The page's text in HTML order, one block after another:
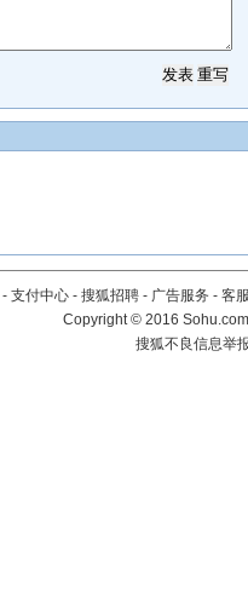
- 支付中心 - 搜狐招聘 - 广告服务 - 客
Copyright©2016
搜狐不良信息举